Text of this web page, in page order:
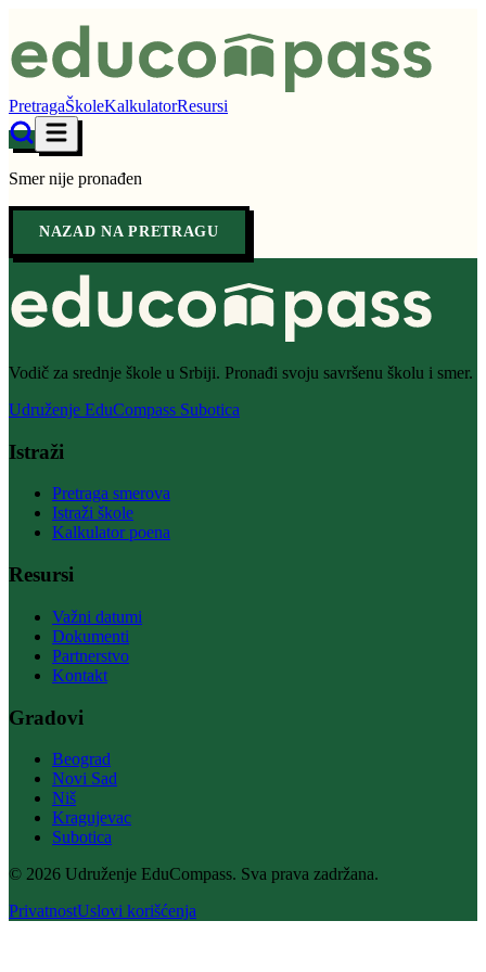
PretragaŠkoleKalkulatorResursi
Smer nije pronađen
NAZAD NA PRETRAGU
Vodič za srednje škole u Srbiji. Pronađi svoju savršenu školu i smer.
Udruženje EduCompass Subotica
Istraži
Pretraga smerova
Istraži škole
Kalkulator poena
Resursi
Važni datumi
Dokumenti
Partnerstvo
Kontakt
Gradovi
Beograd
Novi Sad
Niš
Kragujevac
Subotica
© 2026 Udruženje EduCompass. Sva prava zadržana.
PrivatnostUslovi korišćenja